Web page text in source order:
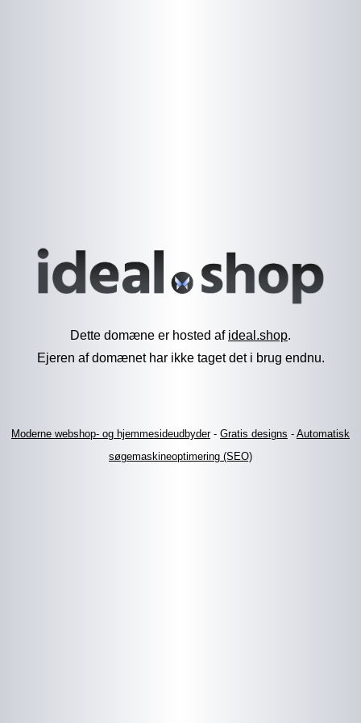
Dette domæne er hosted af ideal.shop.
Ejeren af domænet har ikke taget det i brug endnu.
Moderne webshop- og hjemmesideudbyder- Gratis designs - Automatisk
søgemaskineoptimering (SEO)